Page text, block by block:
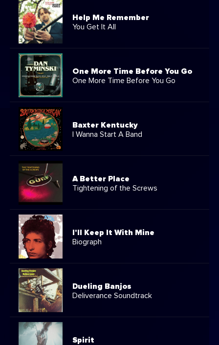
Help Me Remember
You Get It All
One More Time Before You Go
One More Time Before You Go
Baxter Kentucky
I Wanna Start A Band
A Better Place
Tightening of the Screws
I'll Keep It With Mine
Biograph
Dueling Banjos
Deliverance Soundtrack
Spirit